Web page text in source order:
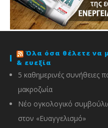
Όλα όσα θέλετε να
& ευεξία
5 καθημερινές συνήθειες
μακροζωία
Νέο ογκολογικό
στον «Ευαγγελισμό»